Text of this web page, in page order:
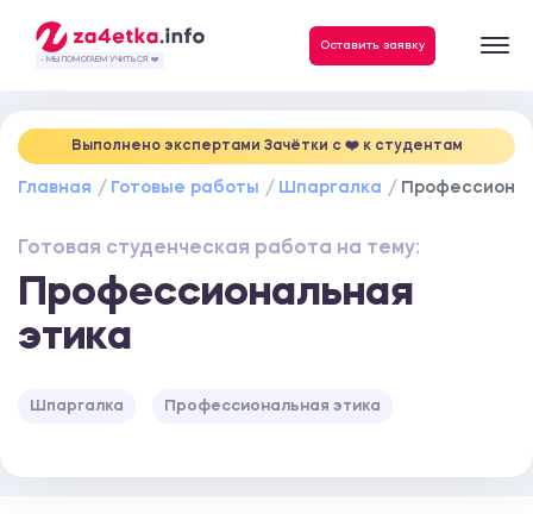
- МЫ ПОМОГАЕМ УЧИТЬСЯ ❤️
Оставить заявку
Выполнено экспертами Зачётки c ❤️ к студентам
Главная Готовые работы Шпаргалка
Готовая студенческая работа на тему:
Профессиональная
этика
Шпаргалка Профессиональная этика